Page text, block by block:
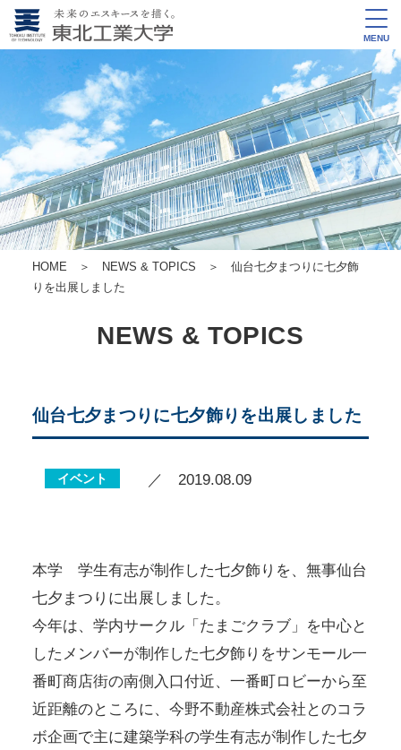
MENU
HOME ＞ NEWS & TOPICS ＞ 仙台七夕まつりに七夕飾
りを出展しました
NEWS & TOPICS
仙台七夕まつりに七夕飾りを出展しました
イベント ／ 2019.08.09
本学 学生有志が制作した七夕飾りを、無事仙台
七夕まつりに出展しました。
今年は、学内サークル「たまごクラブ」を中心と
したメンバーが制作した七夕飾りをサンモール一
番町商店街の南側入口付近、一番町ロビーから至
近距離のところに、今野不動産株式会社とのコラ
ボ企画で主に建築学科の学生有志が制作した七夕